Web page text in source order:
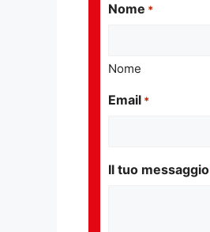
Nome *
Nome
Email *
Il tuo messaggio